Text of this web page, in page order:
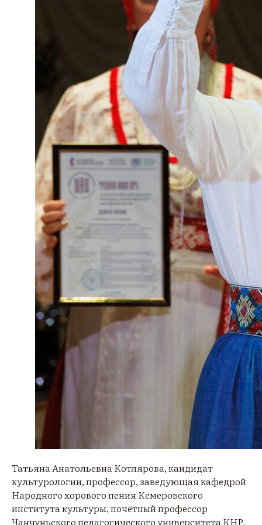
Татьяна Анатольевна Котлярова, кандидат
культурологии, профессор, заведующая кафедрой
Народного хорового пения Кемеровского
института культуры, почётный профессор
Чанчуньского педагогического университета КНР,